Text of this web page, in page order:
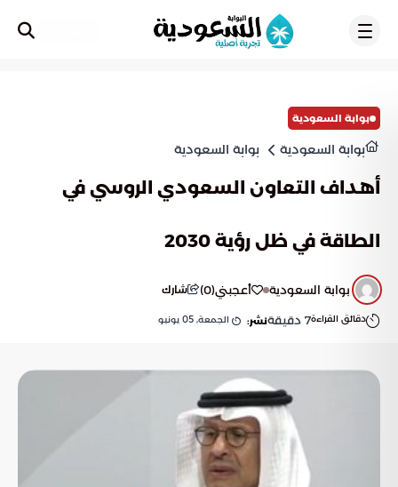
بوابة السعودية
بوابة السعودية بوابة السعودية
أهداف التعاون السعودي الروسي في
الطاقة في ظل رؤية 2030
بوابة السعودية أعجبني(
0
) شارك
دقائق القراءة7 دقيقةنشر: الجمعة, 05 يونيو